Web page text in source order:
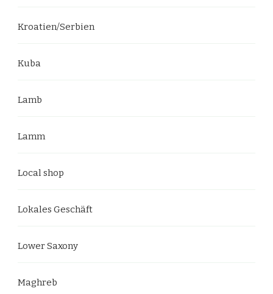
Kroatien/Serbien
Kuba
Lamb
Lamm
Local shop
Lokales Geschäft
Lower Saxony
Maghreb